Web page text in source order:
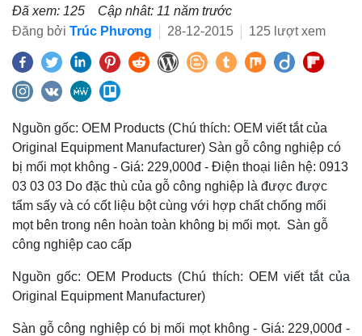
Đã xem: 125
Cập nhât: 11 năm trước
Đăng bởi Trúc Phương 28-12-2015 125 lượt xem
Nguồn gốc: OEM Products (Chú thích: OEM viết tắt của
Original Equipment Manufacturer) Sàn gỗ công nghiệp có
bị mối mọt không - Giá: 229,000đ - Điện thoại liên hệ: 0913
03 03 03 Do đặc thù của gỗ công nghiệp là được được
tẩm sấy và có cốt liệu bột cùng với hợp chất chống mối
mọt bên trong nên hoàn toàn không bị mối mọt. Sàn gỗ
công nghiệp cao cấp
Nguồn gốc: OEM Products (Chú thích: OEM viết tắt của
Original Equipment Manufacturer)
Sàn gỗ công nghiệp có bị mối mọt không - Giá: 229,000đ -